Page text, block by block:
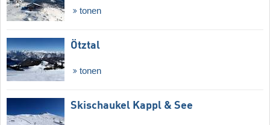
tonen
Ötztal
tonen
Skischaukel Kappl & See